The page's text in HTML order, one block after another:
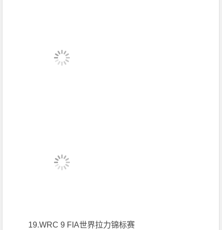
19.WRC 9 FIA世界拉力锦标赛